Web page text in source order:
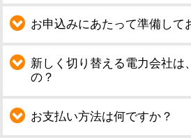
お申込みにあたって準備して
新しく切り替える電力会社は
の？
お支払い方法は何ですか？